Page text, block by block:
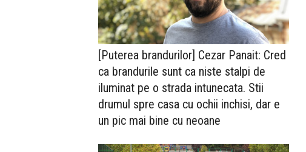
[Puterea brandurilor] Cezar Panait: Cred
ca brandurile sunt ca niste stalpi de
iluminat pe o strada intunecata. Stii
drumul spre casa cu ochii inchisi, dar e
un pic mai bine cu neoane